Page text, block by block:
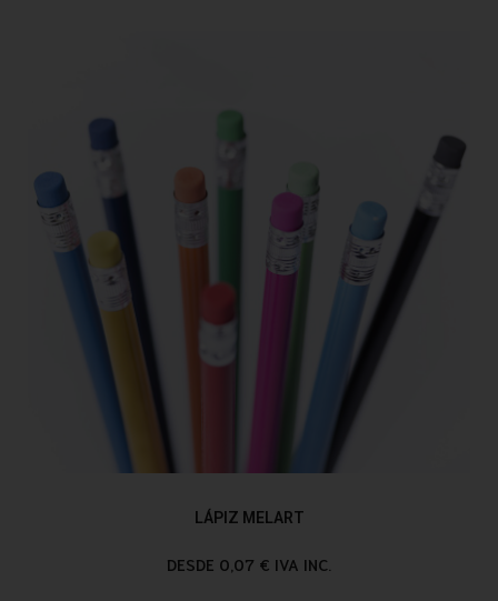
LÁPIZ MELART
DESDE 0,07 € IVA INC.